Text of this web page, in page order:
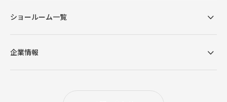
ショールーム一覧
企業情報